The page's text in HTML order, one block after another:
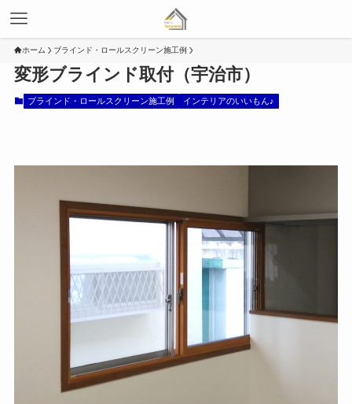
ホーム ブラインド・ロールスクリーン施工例
変形ブラインド取付（宇治市）
ブラインド・ロールスクリーン施工例 インテリアのいいもん♪